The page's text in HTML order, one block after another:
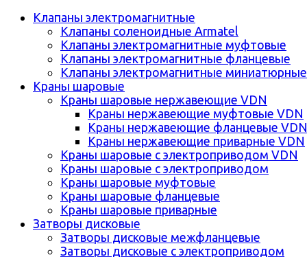
Клапаны электромагнитные
Клапаны соленоидные Armatel
Клапаны электромагнитные муфтовые
Клапаны электромагнитные фланцевые
Клапаны электромагнитные миниатюрные
Краны шаровые
Краны шаровые нержавеющие VDN
Краны нержавеющие муфтовые VDN
Краны нержавеющие фланцевые VDN
Краны нержавеющие приварные VDN
Краны шаровые с электроприводом VDN
Краны шаровые с электроприводом
Краны шаровые муфтовые
Краны шаровые фланцевые
Краны шаровые приварные
Затворы дисковые
Затворы дисковые межфланцевые
Затворы дисковые с электроприводом